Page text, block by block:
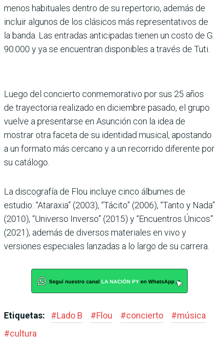
menos habituales dentro de su repertorio, además de
incluir algunos de los clásicos más representativos de
la banda. Las entradas anticipadas tienen un costo de G.
90.000 y ya se encuentran disponibles a través de Tuti.
Luego del concierto conmemorativo por sus 25 años
de trayectoria realizado en diciembre pasado, el grupo
vuelve a presentarse en Asunción con la idea de
mostrar otra faceta de su identidad musical, apostando
a un formato más cercano y a un recorrido diferente por
su catálogo.
La discografía de Flou incluye cinco álbumes de
estudio: “Ataraxia” (2003), “Tácito” (2006), “Tanto y Nada”
(2010), “Universo Inverso” (2015) y “Encuentros Únicos”
(2021), además de diversos materiales en vivo y
versiones especiales lanzadas a lo largo de su carrera.
Etiquetas: #Lado B #Flou #concierto #música
#cultura